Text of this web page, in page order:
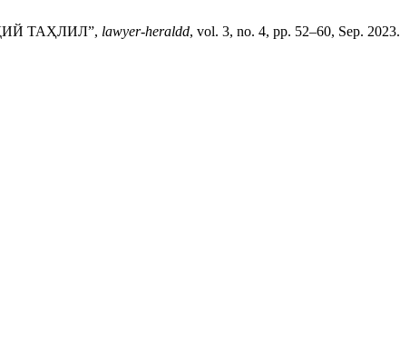
ТАҲЛИЛ”, lawyer-heraldd, vol. 3, no. 4, pp. 52–60, Sep. 2023.